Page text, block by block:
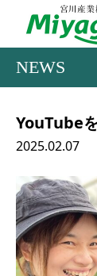
NEWS
YouTube
2025.02.07